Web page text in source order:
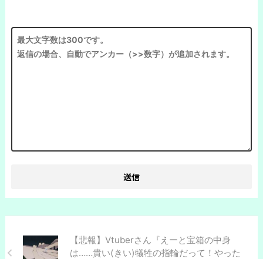
【悲報】Vtuberさん『えーと宝箱の中身
は……貴い(きい)犠牲の指輪だって！やった